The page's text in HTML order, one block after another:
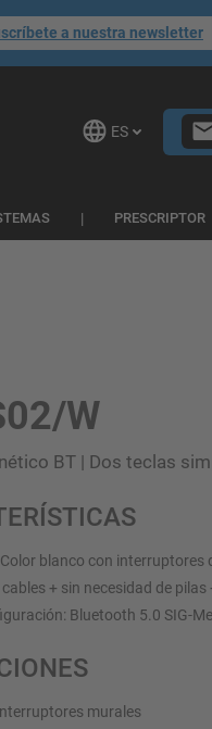
a nuestra newsletter
ES
PRESCRIPTOR
W
BT | Dos teclas
blanco con interruptores
cables + sin necesidad de
Bluetooth 5.0 SIG-
murales